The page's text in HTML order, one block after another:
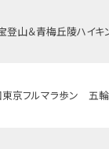
登山＆青梅丘陵ハイキ
京フルマラ歩ン 五輪